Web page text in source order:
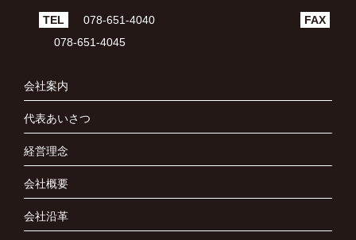
TEL 078-651-4040
FAX
078-651-4045
会社案内
代表あいさつ
経営理念
会社概要
会社沿革